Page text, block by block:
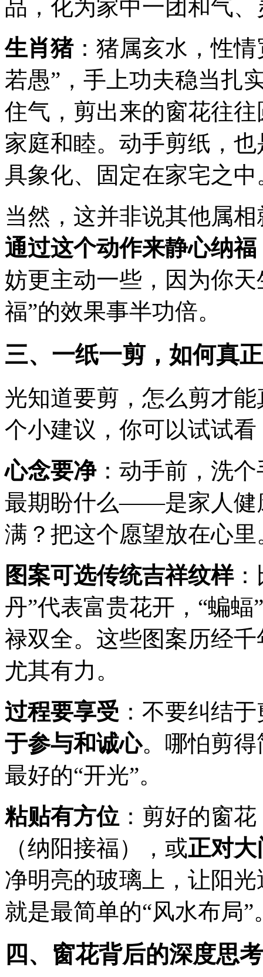
品，化为家中一团和气
生肖猪：猪属亥水，性
若愚”，手上功夫稳当扎
住气，剪出来的窗花往
家庭和睦。动手剪纸，
具象化、固定在家宅之中
当然，这并非说其他属
通过这个动作来静心纳福
妨更主动一些，因为你
福”的效果事半功倍。
三、一纸一剪，如何真
光知道要剪，怎么剪才
个小建议，你可以试试看
心念要净：动手前，洗
最期盼什么——是家人健
满？把这个愿望放在心里
图案可选传统吉祥纹样：
丹”代表富贵花开，“蝙
禄双全。这些图案历经
尤其有力。
过程要享受 ：不要纠结
于参与和诚心。哪怕剪
最好的“开光”。
粘贴有方位 ：剪好的窗
（纳阳接福），或正对大
净明亮的玻璃上，让阳
就是最简单的“风水布局”
四、窗花背后的深度思